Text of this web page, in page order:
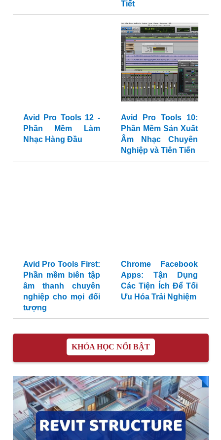
Tiết
Avid Pro Tools 12 -
Phần Mềm Làm
Nhạc Hàng Đầu
Avid Pro Tools 10:
Phần Mềm Sản Xuất
Âm Nhạc Chuyên
Nghiệp và Tiên Tiến
Avid Pro Tools First:
Phần mềm biên tập
âm thanh chuyên
nghiệp cho mọi đối
tượng
Chrome Facebook
Apps: Tận Dụng
Các Tiện Ích Để Tối
Ưu Hóa Trải Nghiệm
KHÓA HỌC NỔI BẬT